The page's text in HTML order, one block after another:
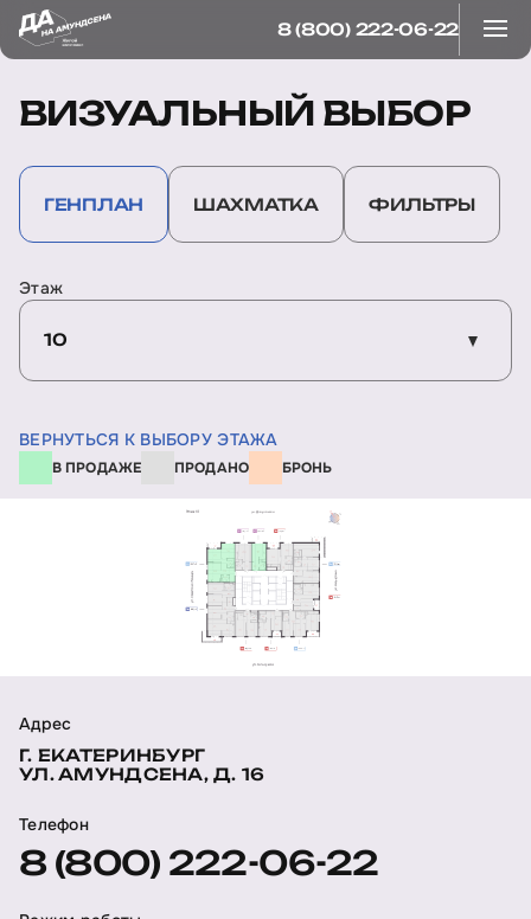
8 (800) 222-06-22
ВИЗУАЛЬНЫЙ ВЫБОР
ГЕНПЛАН ШАХМАТКА ФИЛЬТРЫ
Этаж
10
ВЕРНУТЬСЯ К ВЫБОРУ ЭТАЖА
В ПРОДАЖЕ ПРОДАНО БРОНЬ
Адрес
Г. ЕКАТЕРИНБУРГ
УЛ. АМУНДСЕНА, Д. 16
Телефон
8 (800) 222-06-22